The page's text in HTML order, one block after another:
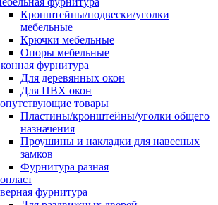
Кронштейны/подвески/уголки
мебельные
Крючки мебельные
Опоры мебельные
фурнитура
Для деревянных окон
Для ПВХ окон
товары
Пластины/кронштейны/уголки общего
назначения
Проушины и накладки для навесных
замков
Фурнитура разная
фурнитура